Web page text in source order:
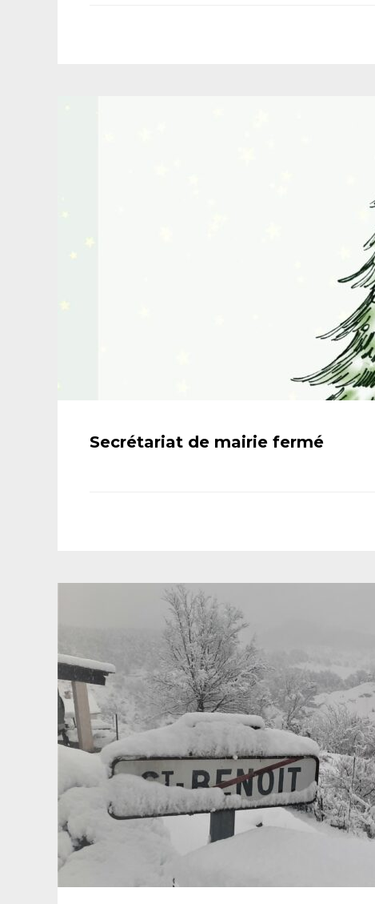
Secrétariat de mairie fermé